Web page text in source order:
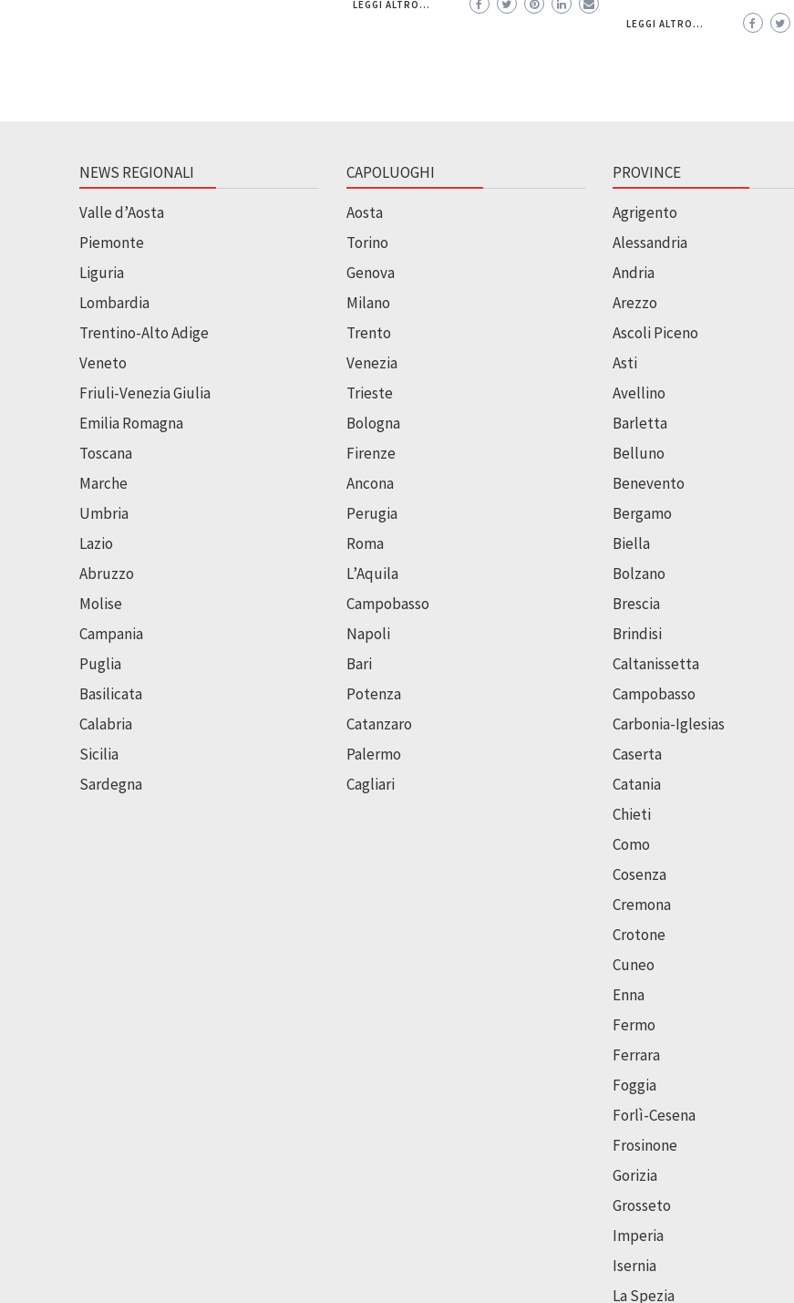
LEGGI ALTRO...
LEGGI ALTRO...
NEWS REGIONALI
Valle d’Aosta
Piemonte
Liguria
Lombardia
Trentino-Alto Adige
Veneto
Friuli-Venezia Giulia
Emilia Romagna
Toscana
Marche
Umbria
Lazio
Abruzzo
Molise
Campania
Puglia
Basilicata
Calabria
Sicilia
Sardegna
CAPOLUOGHI
Aosta
Torino
Genova
Milano
Trento
Venezia
Trieste
Bologna
Firenze
Ancona
Perugia
Roma
L’Aquila
Campobasso
Napoli
Bari
Potenza
Catanzaro
Palermo
Cagliari
PROVINCE
Agrigento
Alessandria
Andria
Arezzo
Ascoli Piceno
Asti
Avellino
Barletta
Belluno
Benevento
Bergamo
Biella
Bolzano
Brescia
Brindisi
Caltanissetta
Campobasso
Carbonia-Iglesias
Caserta
Catania
Chieti
Como
Cosenza
Cremona
Crotone
Cuneo
Enna
Fermo
Ferrara
Foggia
Forlì-Cesena
Frosinone
Gorizia
Grosseto
Imperia
Isernia
La Spezia